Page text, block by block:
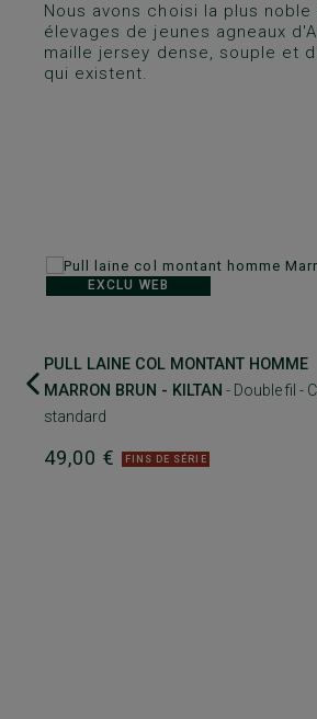
Nous avons choisi la plus noble
élevages de jeunes agneaux
maille jersey dense, souple et
qui existent.
EXCLU WEB
PULL LAINE COL MONTANT HOMME
MARRON BRUN - KILTAN - Double fil -
standard
49,00 € FINS DE SÉRIE